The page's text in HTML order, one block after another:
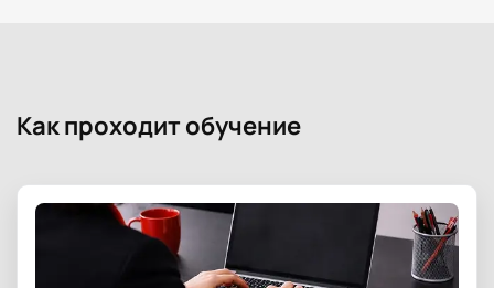
Как проходит обучение